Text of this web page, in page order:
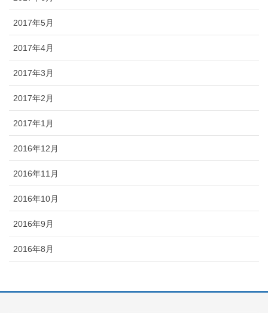
2017年5月
2017年4月
2017年3月
2017年2月
2017年1月
2016年12月
2016年11月
2016年10月
2016年9月
2016年8月